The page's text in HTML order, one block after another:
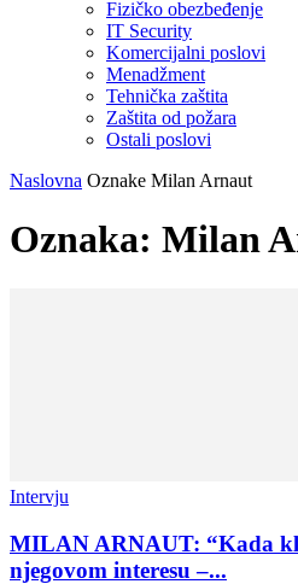
Fizičko obezbeđenje
IT Security
Komercijalni poslovi
Menadžment
Tehnička zaštita
Zaštita od požara
Ostali poslovi
Naslovna Oznake Milan Arnaut
Oznaka: Milan
Intervju
MILAN ARNAUT: “Kada
njegovom interesu –...